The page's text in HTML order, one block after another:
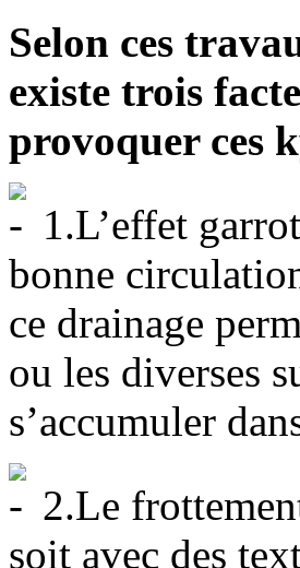
Selon ces
existe trois
provoquer ces
1.L’effet
bonne
ce drainage
ou les diverses
s’accumuler
2.Le
soit avec des